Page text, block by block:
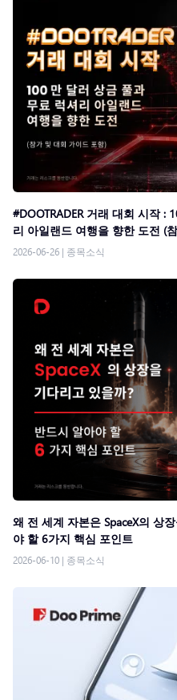
#DOOTRADER 거래 대회 시작 :
리 아일랜드 여행을 향한 도전 (
2026-06-26 | 종목소식
왜 전 세계 자본은 SpaceX의 상
야 할 6가지 핵심 포인트
2026-06-10 | 종목소식